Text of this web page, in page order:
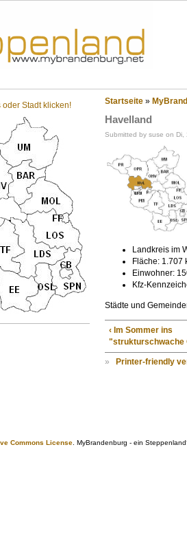
oder Stadt klicken! Startseite »
Havelland
Submitted by suse on
Landkreis im
Fläche: 1.707
Einwohner:
Kfz-
Städte und
‹ Im Sommer ins
"strukturschwache
» Printer-friendly
Commons License. MyBrandenburg - ein